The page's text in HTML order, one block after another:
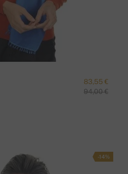
83,55 €
94,00 €
-14%